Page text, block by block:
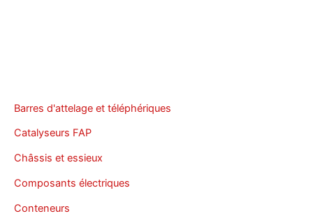
Barres d'attelage et téléphériques
Catalyseurs FAP
Châssis et essieux
Composants électriques
Conteneurs